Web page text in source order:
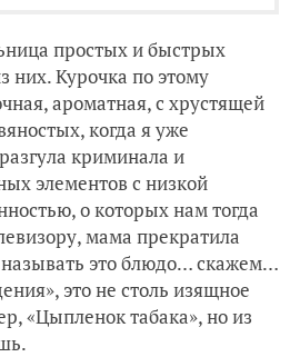
простых и быстрых
них. Курочка по этому
ароматная, с хрустящей
когда я уже
криминала и
элементов с низкой
о которых нам тогда
мама прекратила
это блюдо… скажем…
это не столь изящное
«Цыпленок табака», но из